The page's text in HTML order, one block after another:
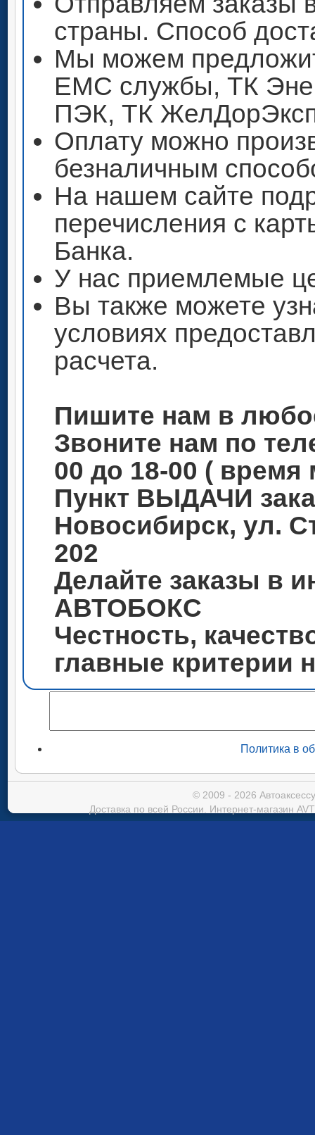
страны. Способ
Мы можем
ЕМС службы, ТК
ПЭК, ТК
Оплату можно
безналичным
На нашем сайте
перечисления с
Банка.
У нас приемлемые
Вы также можете
условиях
расчета.
Пишите нам в
Звоните нам по
00 до 18-00 ( время
Пункт ВЫДАЧИ
Новосибирск, ул.
202
Делайте заказы в
АВТОБОКС
Честность,
главные критерии
Политика в
© 2009 - 2026
Доставка по всей России. Интернет-магазин